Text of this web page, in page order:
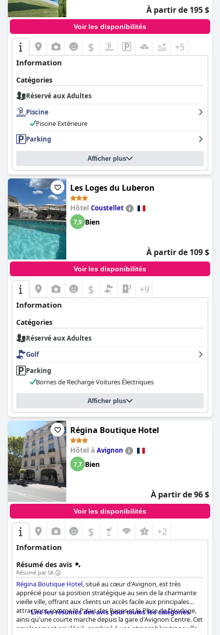
À partir de 195 $
Voir les disponibilités
$ +5
Information
Catégories
Réservé aux Adultes
Piscine
Piscine Extérieure
Parking
Afficher plus
Les Loges du Luberon
Hôtel Coustellet
7,9 Bien
À partir de 109 $
Voir les disponibilités
$ +9
Information
Catégories
Réservé aux Adultes
Golf
Parking
Bornes de Recharge Voitures Électriques
Afficher plus
Régina Boutique Hotel
Hôtel à Avignon
7,7 Bien
À partir de 96 $
Voir les disponibilités
$ +2
Information
Résumé des avis
Résumé par IA
Régina Boutique Hotel, situé au cœur d'Avignon, est très
apprécié pour sa position stratégique au sein de la charmante
vieille ville, offrant aux clients un accès facile aux principales
attractions comme le Palais des Papes et la Place de l'Horloge,
ainsi qu'une courte marche depuis la gare d'Avignon Centre. Cet
emplacement privilégié, combiné à une atmosphère tranquille
Lire les résumés des avis pour toutes les catégories